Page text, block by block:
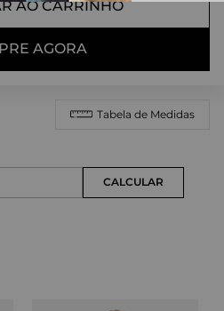
AO CARRINHO
AGORA
Tabela de Medidas